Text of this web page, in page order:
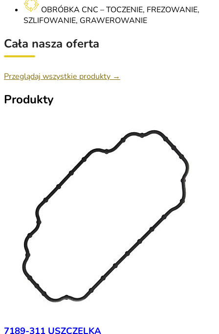
OBRÓBKA CNC – TOCZENIE, FREZOWANIE,
SZLIFOWANIE, GRAWEROWANIE
Cała nasza oferta
Przeglądaj wszystkie produkty →
Produkty
7189-311 USZCZELKA